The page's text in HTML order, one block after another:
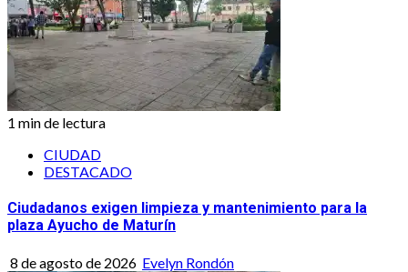
1 min de lectura
CIUDAD
DESTACADO
Ciudadanos exigen limpieza y mantenimiento para la
plaza Ayucho de Maturín
8 de agosto de 2026 Evelyn Rondón